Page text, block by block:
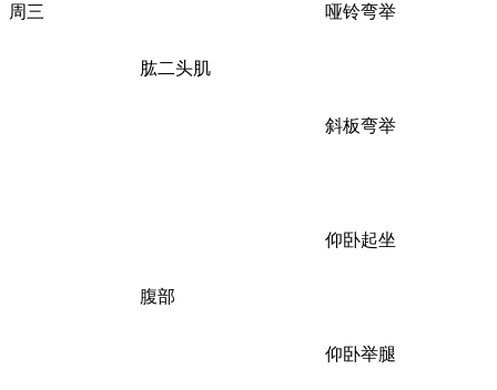
周三
肱二头肌
哑铃弯举
斜板弯举
腹部
仰卧起坐
仰卧举腿